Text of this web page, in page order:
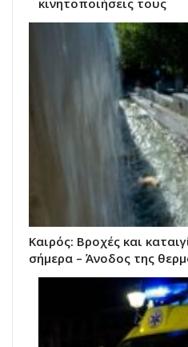
κινητοποιήσεις τους
Καιρός: Βροχές και
σήμερα – Άνοδος της